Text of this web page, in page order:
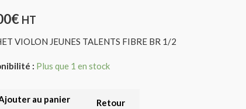
€ HT
VIOLON JEUNES TALENTS FIBRE BR 1/2
: Plus que 1 en stock
au panier Retour